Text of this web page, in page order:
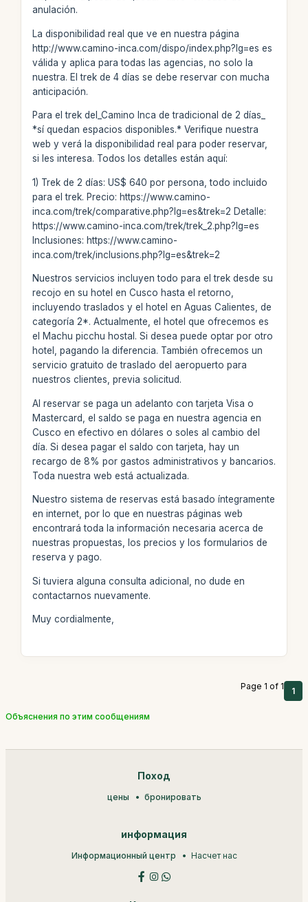
anulación.
La disponibilidad real que ve en nuestra página
http://www.camino-inca.com/dispo/index.php?lg=es es
válida y aplica para todas las agencias, no solo la
nuestra. El trek de 4 días se debe reservar con mucha
anticipación.
Para el trek del_Camino Inca de tradicional de 2 días_
*sí quedan espacios disponibles.* Verifique nuestra
web y verá la disponibilidad real para poder reservar,
si les interesa. Todos los detalles están aquí:
1) Trek de 2 días: US$ 640 por persona, todo incluido
para el trek. Precio: https://www.camino-
inca.com/trek/comparative.php?lg=es&trek=2 Detalle:
https://www.camino-inca.com/trek/trek_2.php?lg=es
Inclusiones: https://www.camino-
inca.com/trek/inclusions.php?lg=es&trek=2
Nuestros servicios incluyen todo para el trek desde su
recojo en su hotel en Cusco hasta el retorno,
incluyendo traslados y el hotel en Aguas Calientes, de
categoría 2*. Actualmente, el hotel que ofrecemos es
el Machu picchu hostal. Si desea puede optar por otro
hotel, pagando la diferencia. También ofrecemos un
servicio gratuito de traslado del aeropuerto para
nuestros clientes, previa solicitud.
Al reservar se paga un adelanto con tarjeta Visa o
Mastercard, el saldo se paga en nuestra agencia en
Cusco en efectivo en dólares o soles al cambio del
día. Si desea pagar el saldo con tarjeta, hay un
recargo de 8% por gastos administrativos y bancarios.
Toda nuestra web está actualizada.
Nuestro sistema de reservas está basado íntegramente
en internet, por lo que en nuestras páginas web
encontrará toda la información necesaria acerca de
nuestras propuestas, los precios y los formularios de
reserva y pago.
Si tuviera alguna consulta adicional, no dude en
contactarnos nuevamente.
Muy cordialmente,
Page 1 of 1 1
Объяснения по этим сообщениям
Поход
цены бронировать
информация
Информационный центр Насчет нас